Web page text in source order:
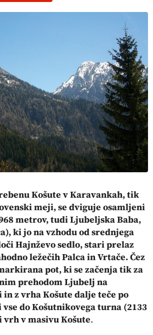
Košute v Karavankah, tik
meji, se dviguje osamljeni
metrov, tudi Ljubeljska Baba,
ki jo na vzhodu od srednjega
Hajnževo sedlo, stari prelaz
ležečih Palca in Vrtače. Čez
pot, ki se začenja tik za
prehodom Ljubelj na
z vrha Košute dalje teče po
do Košutnikovega turna (2133
v masivu Košute.